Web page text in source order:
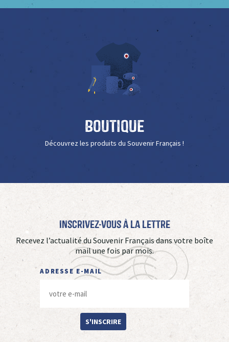
Boutique
Découvrez les produits du Souvenir Français !
Inscrivez-vous à La Lettre
Recevez l’actualité du Souvenir Français dans votre boîte
mail une fois par mois.
ADRESSE E-MAIL
S'INSCRIRE